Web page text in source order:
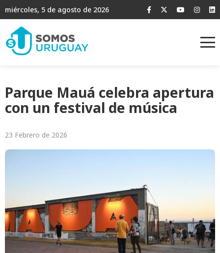
miércoles, 5 de agosto de 2026
Parque Mauá celebra apertura
con un festival de música
23 Febrero de 2026